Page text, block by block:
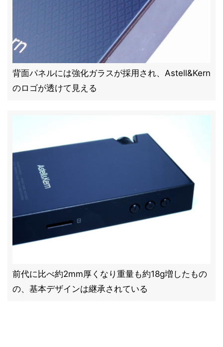
背面パネルには強化ガラスが採用され、Astell&Kern
のロゴが透けて見える
前代に比べ約2mm厚くなり重量も約18g増したもの
の、基本デザインは継承されている